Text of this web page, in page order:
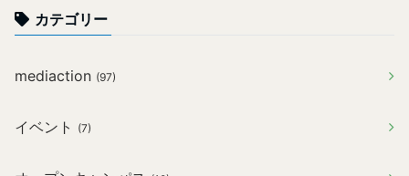
カテゴリー
mediaction (97)
イベント (7)